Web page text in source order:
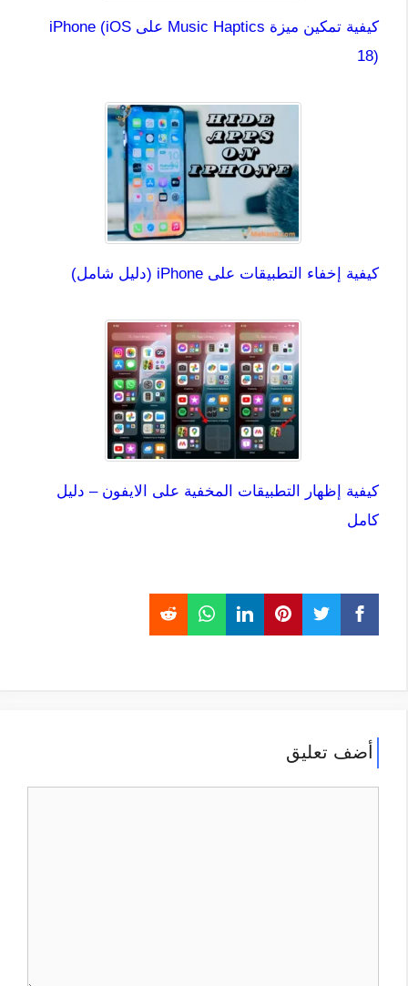
كيفية تمكين ميزة Music Haptics على iPhone (iOS
18)
كيفية إخفاء التطبيقات على iPhone (دليل شامل)
كيفية إظهار التطبيقات المخفية على الايفون – دليل
كامل
أضف تعليق